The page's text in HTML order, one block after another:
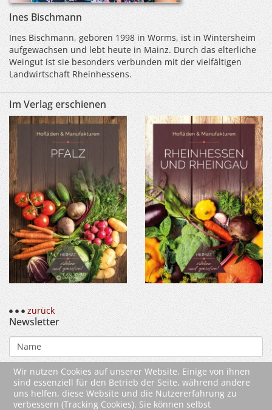
Ines Bischmann
Ines Bischmann, geboren 1998 in Worms, ist in Wintersheim
aufgewachsen und lebt heute in Mainz. Durch das elterliche
Weingut ist sie besonders verbunden mit der vielfältigen
Landwirtschaft Rheinhessens.
Im Verlag erschienen
zurück
Newsletter
Wir nutzen Cookies auf unserer Website. Einige von ihnen
sind essenziell für den Betrieb der Seite, während andere
uns helfen, diese Website und die Nutzererfahrung zu
verbessern (Tracking Cookies). Sie können selbst